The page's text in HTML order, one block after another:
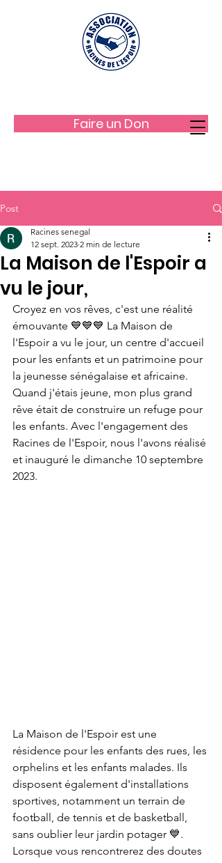
Faire un Don
Post
La Maison de l'Espoir a
vu le jour,
Racines senegal
12 sept. 2023 2 min de lecture
Croyez en vos rêves, c'est une réalité
émouvante 💙💙💙 La Maison de
l'Espoir a vu le jour, un centre d'accueil
pour les enfants et un patrimoine pour
la jeunesse sénégalaise et africaine.
Quand j'étais jeune, mon plus grand
rêve était de construire un refuge pour
les enfants. Avec l'engagement des
Racines de l'Espoir, nous l'avons réalisé
et inauguré le dimanche 10 septembre
2023.
La Maison de l'Espoir est une
résidence pour les enfants des rues, les
orphelins et les enfants malades. Ils
disposent également d'installations
sportives, notamment un terrain de
football, de tennis et de basketball,
sans oublier leur jardin potager 💙.
Lorsque vous rencontrerez des doutes